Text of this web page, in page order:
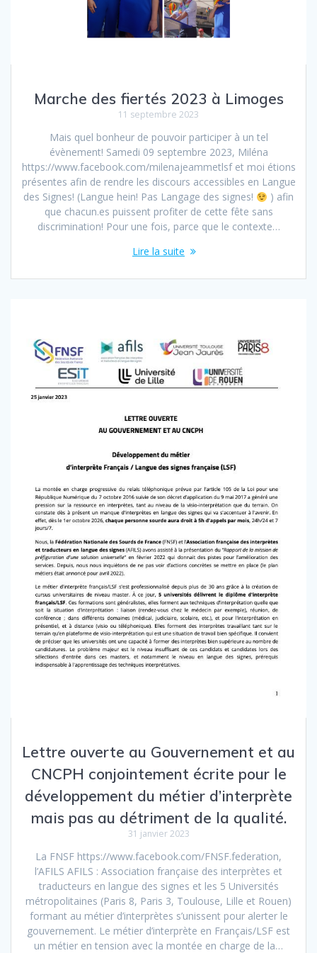
Marche des fiertés 2023 à Limoges
11 septembre 2023
Mais quel bonheur de pouvoir participer à un tel
évènement! Samedi 09 septembre 2023, Miléna
https://www.facebook.com/milenajeammetlsf et moi étions
présentes afin de rendre les discours accessibles en Langue
des Signes! (Langue hein! Pas Langage des signes!
) afin
que chacun.es puissent profiter de cette fête sans
discrimination! Pour une fois, parce que le contexte…
Lire la suite
Lettre ouverte au Gouvernement et au
CNCPH conjointement écrite pour le
développement du métier d’interprète
mais pas au détriment de la qualité.
31 janvier 2023
La FNSF https://www.facebook.com/FNSF.federation,
l’AFILS AFILS : Association française des interprètes et
traducteurs en langue des signes et les 5 Universités
métropolitaines (Paris 8, Paris 3, Toulouse, Lille et Rouen)
formant au métier d’interprètes s’unissent pour alerter le
gouvernement. Le métier d’interprète en Français/LSF est
un métier en tension avec la montée en charge de la…